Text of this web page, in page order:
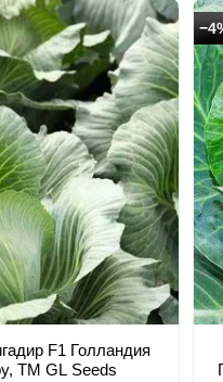
F1 Голландия
TM GL Seeds